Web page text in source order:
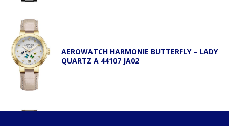
AEROWATCH HARMONIE BUTTERFLY – LADY
QUARTZ A 44107 JA02